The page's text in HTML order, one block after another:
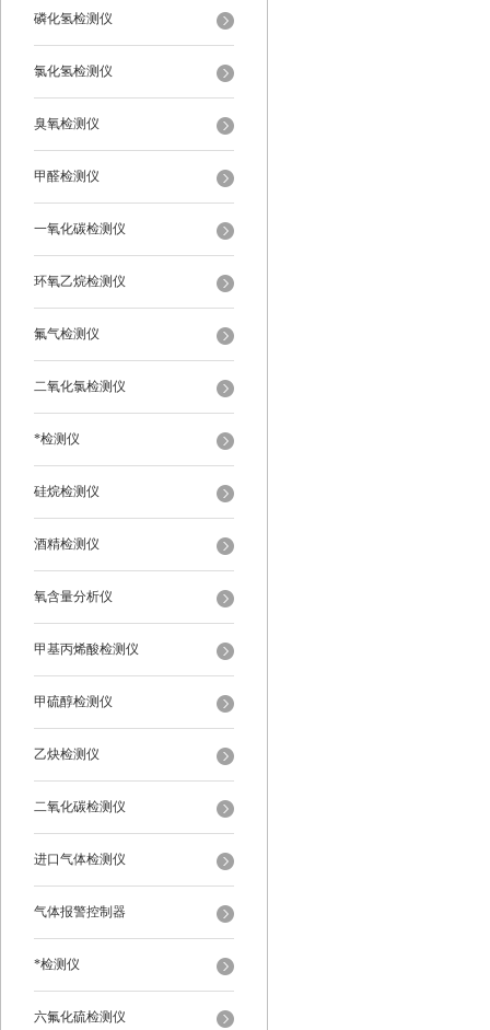
磷化氢检测仪
氯化氢检测仪
臭氧检测仪
甲醛检测仪
一氧化碳检测仪
环氧乙烷检测仪
氟气检测仪
二氧化氯检测仪
*检测仪
硅烷检测仪
酒精检测仪
氧含量分析仪
甲基丙烯酸检测仪
甲硫醇检测仪
乙炔检测仪
二氧化碳检测仪
进口气体检测仪
气体报警控制器
*检测仪
六氟化硫检测仪